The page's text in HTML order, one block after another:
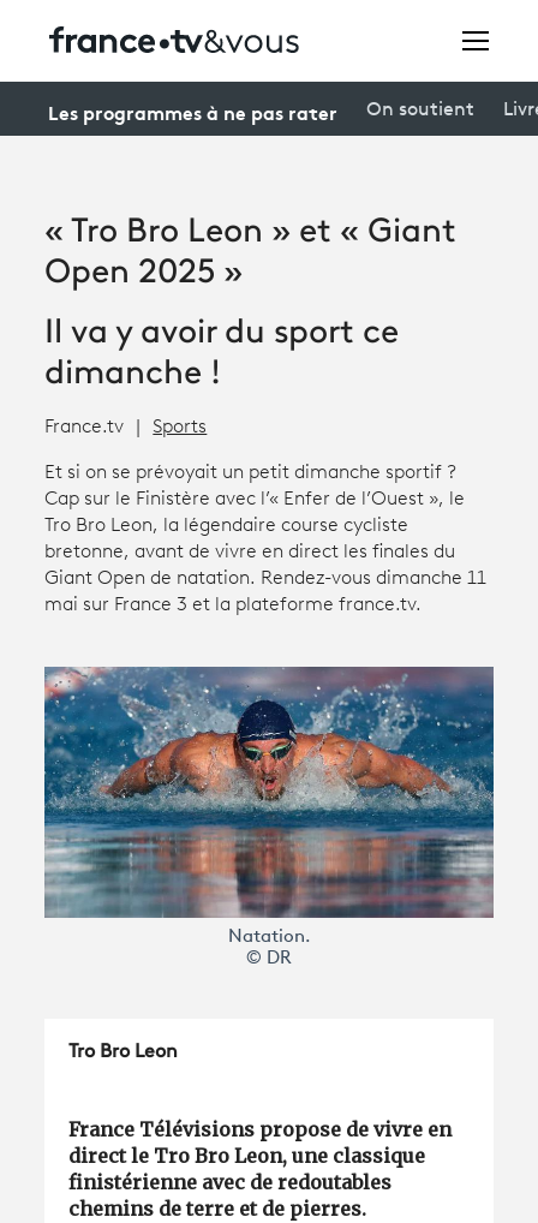
connexion
Avantages fidélité
Participer et assister à une émission
Productions et innovation
Programme
Les programmes à ne pas rater On soutient
« Tro Bro Leon » et « Giant
Open 2025 »
Il va y avoir du sport ce
dimanche !
France.tv Sports
Et si on se prévoyait un petit dimanche sportif ?
Cap sur le Finistère avec l’« Enfer de l’Ouest », le
Tro Bro Leon, la légendaire course cycliste
bretonne, avant de vivre en direct les finales du
Giant Open de natation. Rendez-vous dimanche 11
mai sur France 3 et la plateforme france.tv.
Natation.
© DR
Tro Bro Leon
France Télévisions propose de vivre en
direct le Tro Bro Leon, une classique
finistérienne avec de redoutables
chemins de terre et de pierres.